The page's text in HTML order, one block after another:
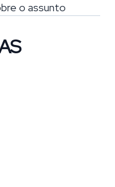
o assunto